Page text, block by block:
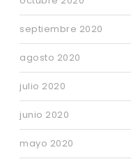
septiembre 2020
agosto 2020
julio 2020
junio 2020
mayo 2020